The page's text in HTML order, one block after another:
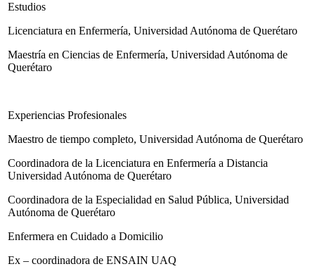
Estudios
Licenciatura en Enfermería, Universidad Autónoma de Querétaro
Maestría en Ciencias de Enfermería, Universidad Autónoma de
Querétaro
Experiencias Profesionales
Maestro de tiempo completo, Universidad Autónoma de Querétaro
Coordinadora de la Licenciatura en Enfermería a Distancia
Universidad Autónoma de Querétaro
Coordinadora de la Especialidad en Salud Pública, Universidad
Autónoma de Querétaro
Enfermera en Cuidado a Domicilio
Ex – coordinadora de ENSAIN UAQ